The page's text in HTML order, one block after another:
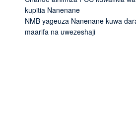
kupitia Nanenane
NMB yageuza Nanenane kuwa
maarifa na uwezeshaji